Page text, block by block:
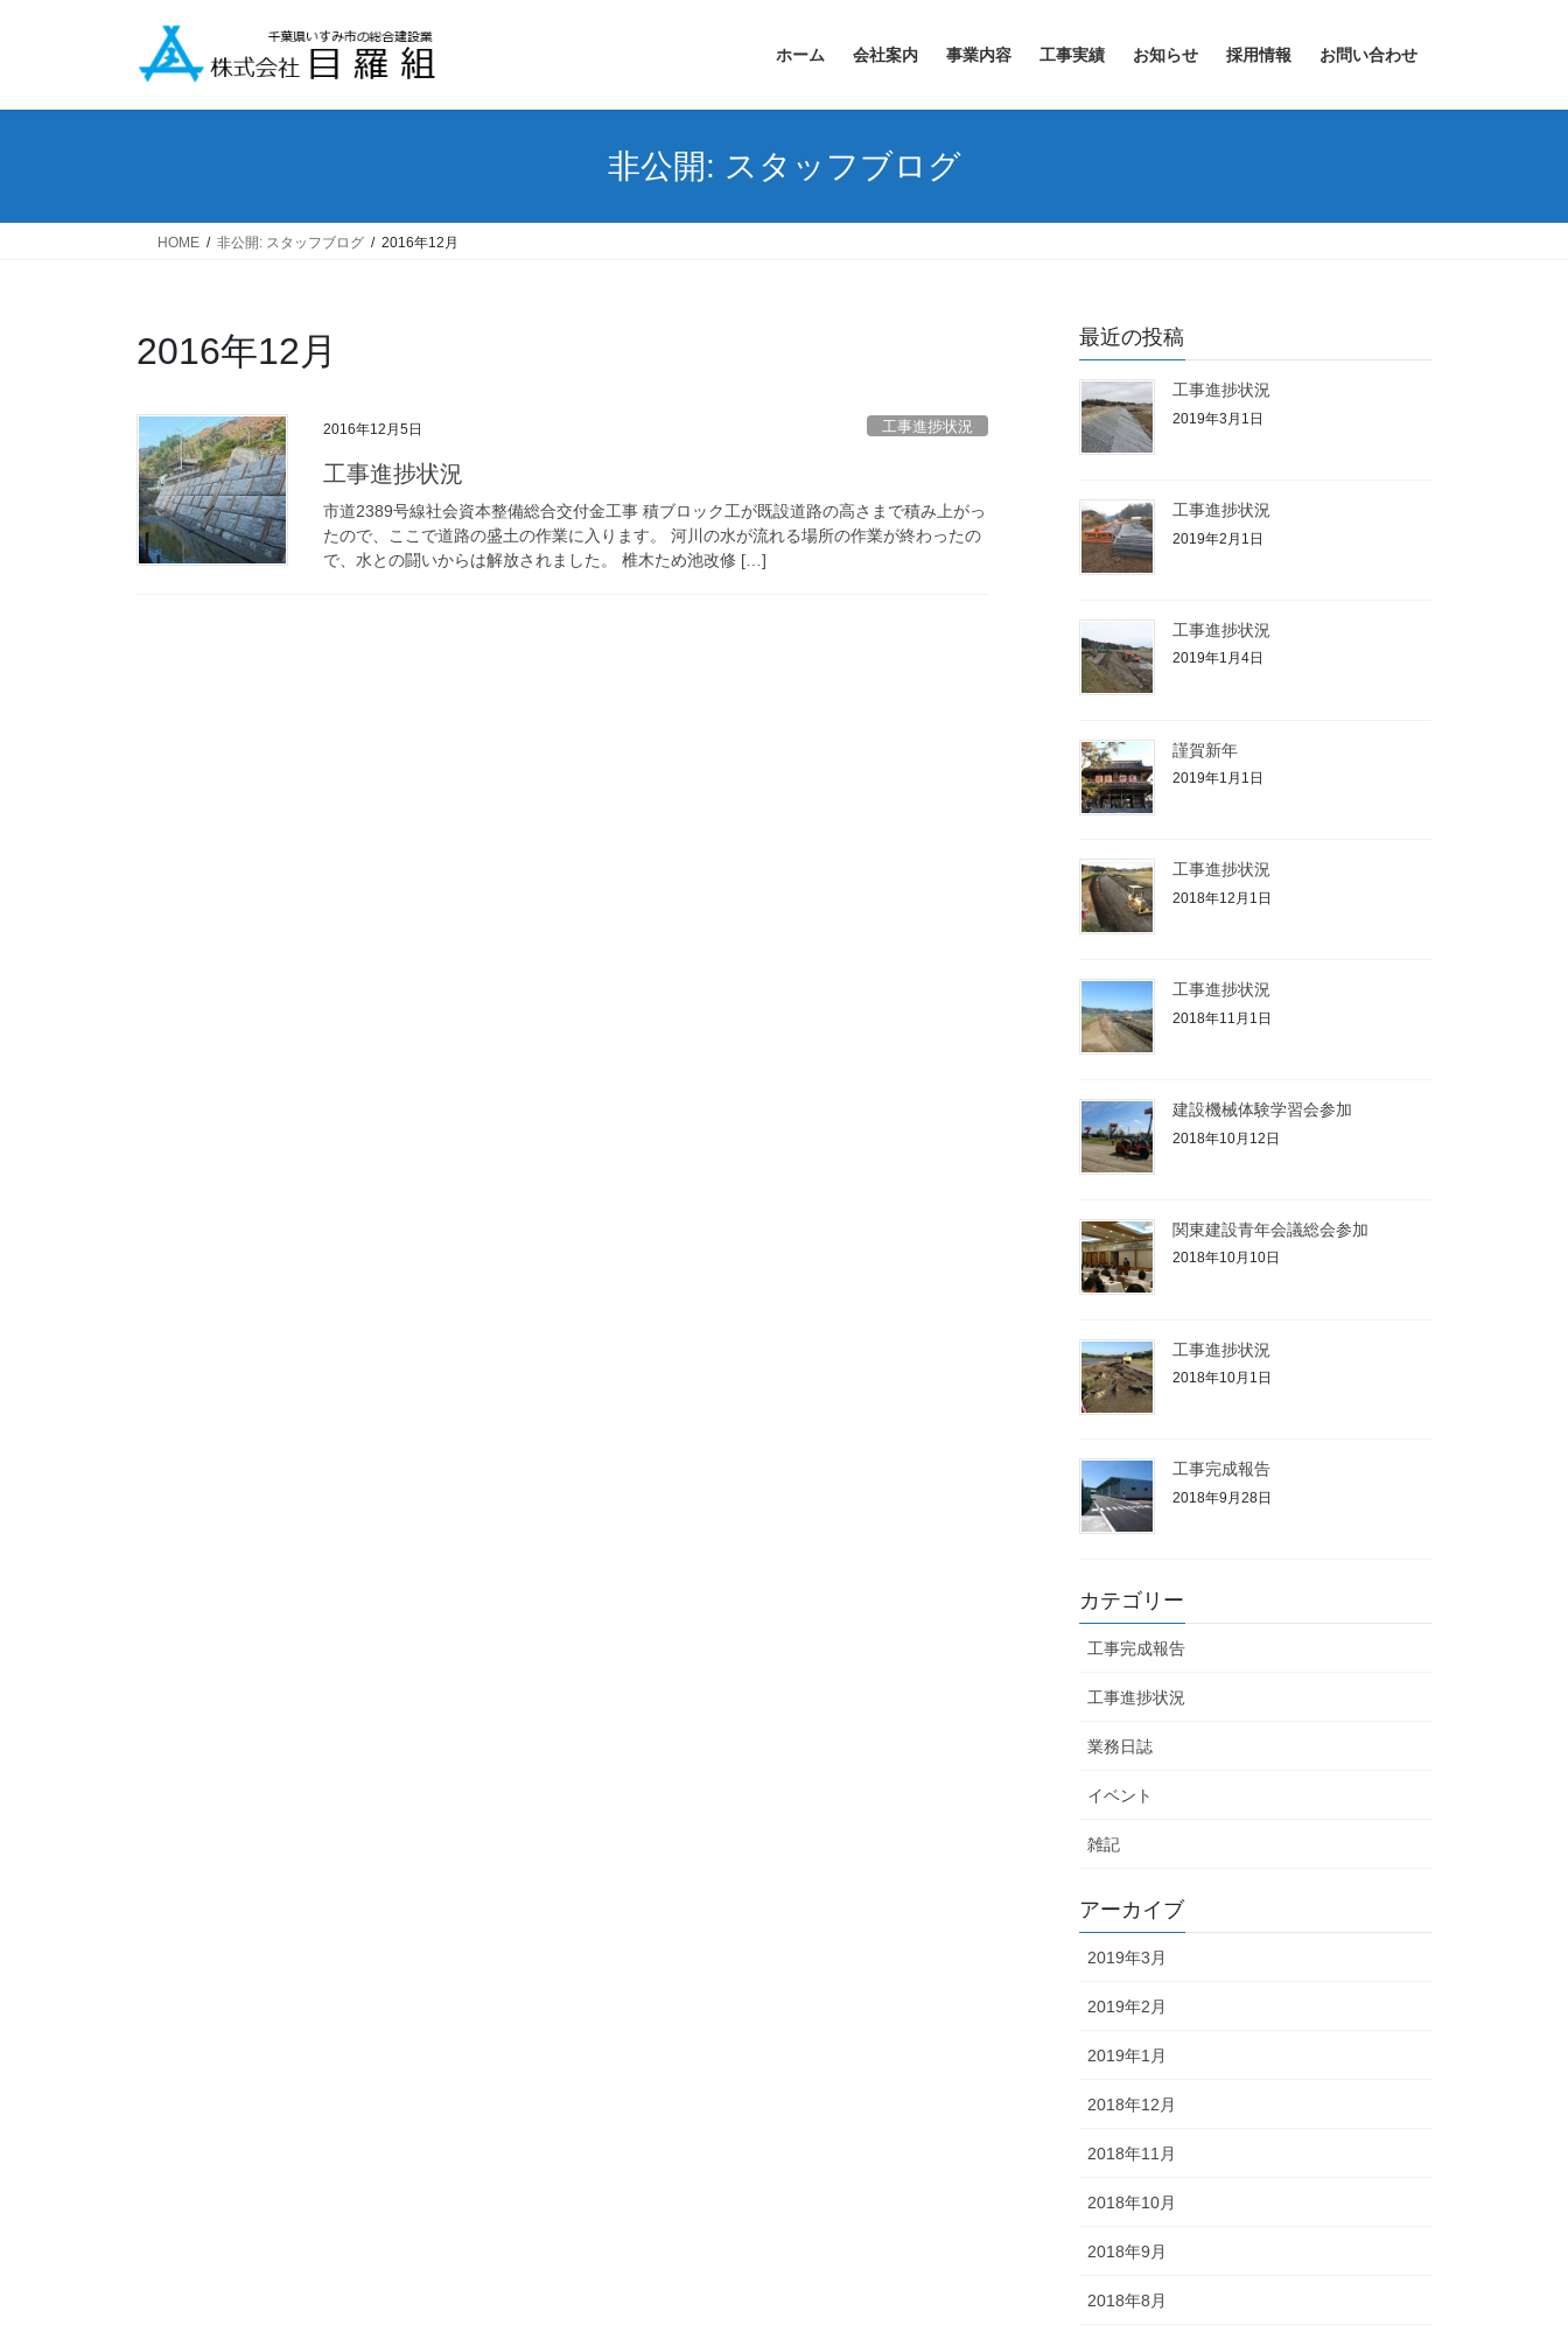
ホーム 会社案内 事業内容 工事実績 お知らせ 採用情報 お問い合わせ
非公開: スタッフブログ
HOME 非公開: スタッフブログ 2016年12月
2016年12月
2016年12月5日 工事進捗状況
工事進捗状況
市道2389号線社会資本整備総合交付金工事 積ブロック工が既設道路の高さまで積み上がっ
たので、ここで道路の盛土の作業に入ります。 河川の水が流れる場所の作業が終わったの
で、水との闘いからは解放されました。 椎木ため池改修 […]
最近の投稿
工事進捗状況
2019年3月1日
工事進捗状況
2019年2月1日
工事進捗状況
2019年1月4日
謹賀新年
2019年1月1日
工事進捗状況
2018年12月1日
工事進捗状況
2018年11月1日
建設機械体験学習会参加
2018年10月12日
関東建設青年会議総会参加
2018年10月10日
工事進捗状況
2018年10月1日
工事完成報告
2018年9月28日
カテゴリー
工事完成報告
工事進捗状況
業務日誌
イベント
雑記
アーカイブ
2019年3月
2019年2月
2019年1月
2018年12月
2018年11月
2018年10月
2018年9月
2018年8月